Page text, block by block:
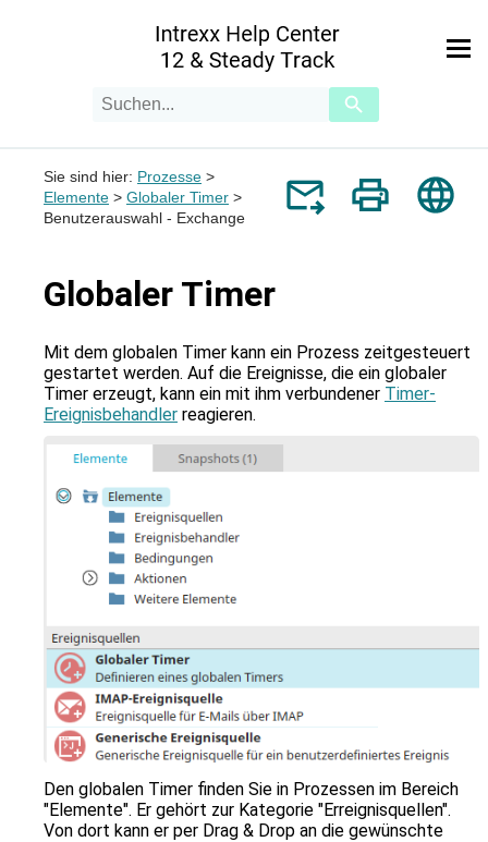
Zu Hauptinhalt springen
Verwende
die
oben
und
Drücke
die
Eingabetaste,
Streichgesten
Sie sind hier: Prozesse >
Elemente > Globaler Timer >
Benutzerauswahl - Exchange
Globaler Timer
Mit dem globalen Timer kann ein Prozess zeitgesteuert
gestartet werden. Auf die Ereignisse, die ein globaler
Timer erzeugt, kann ein mit ihm verbundener Timer-
Ereignisbehandler reagieren.
Den globalen Timer finden Sie in Prozessen im Bereich
"Elemente". Er gehört zur Kategorie "Erreignisquellen".
Von dort kann er per Drag & Drop an die gewünschte